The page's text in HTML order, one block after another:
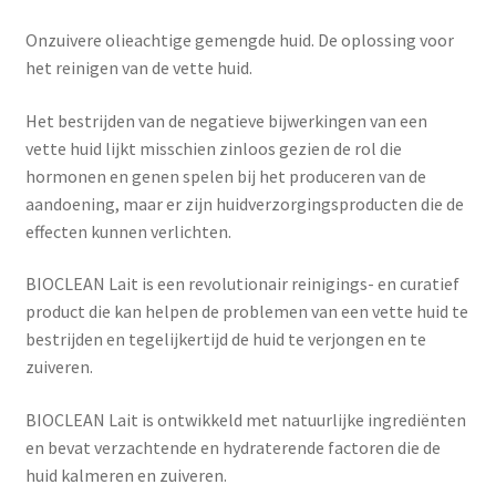
Onzuivere olieachtige gemengde huid. De oplossing voor
het reinigen van de vette huid.
Het bestrijden van de negatieve bijwerkingen van een
vette huid lijkt misschien zinloos gezien de rol die
hormonen en genen spelen bij het produceren van de
aandoening, maar er zijn huidverzorgingsproducten die de
effecten kunnen verlichten.
BIOCLEAN Lait is een revolutionair reinigings- en curatief
product die kan helpen de problemen van een vette huid te
bestrijden en tegelijkertijd de huid te verjongen en te
zuiveren.
BIOCLEAN Lait is ontwikkeld met natuurlijke ingrediënten
en bevat verzachtende en hydraterende factoren die de
huid kalmeren en zuiveren.